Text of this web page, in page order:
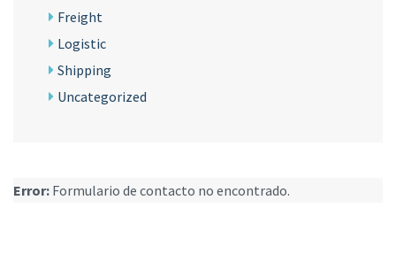
Freight
Logistic
Shipping
Uncategorized
Error: Formulario de contacto no encontrado.